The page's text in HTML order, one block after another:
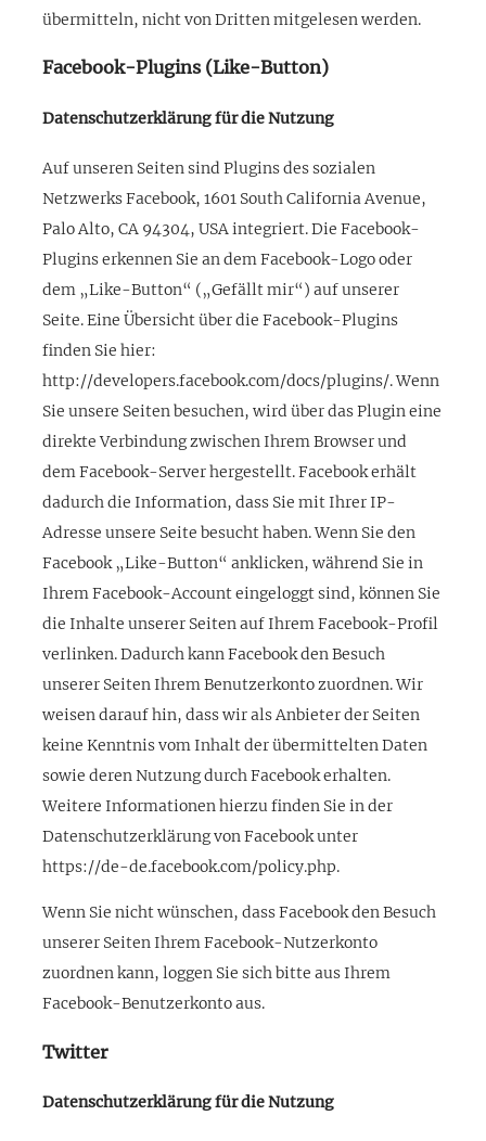
übermitteln, nicht von Dritten mitgelesen werden.
Facebook-Plugins (Like-Button)
Datenschutzerklärung für die Nutzung
Auf unseren Seiten sind Plugins des sozialen
Netzwerks Facebook, 1601 South California Avenue,
Palo Alto, CA 94304, USA integriert. Die Facebook-
Plugins erkennen Sie an dem Facebook-Logo oder
dem „Like-Button“ („Gefällt mir“) auf unserer
Seite. Eine Übersicht über die Facebook-Plugins
finden Sie hier:
http://developers.facebook.com/docs/plugins/. Wenn
Sie unsere Seiten besuchen, wird über das Plugin eine
direkte Verbindung zwischen Ihrem Browser und
dem Facebook-Server hergestellt. Facebook erhält
dadurch die Information, dass Sie mit Ihrer IP-
Adresse unsere Seite besucht haben. Wenn Sie den
Facebook „Like-Button“ anklicken, während Sie in
Ihrem Facebook-Account eingeloggt sind, können Sie
die Inhalte unserer Seiten auf Ihrem Facebook-Profil
verlinken. Dadurch kann Facebook den Besuch
unserer Seiten Ihrem Benutzerkonto zuordnen. Wir
weisen darauf hin, dass wir als Anbieter der Seiten
keine Kenntnis vom Inhalt der übermittelten Daten
sowie deren Nutzung durch Facebook erhalten.
Weitere Informationen hierzu finden Sie in der
Datenschutzerklärung von Facebook unter
https://de-de.facebook.com/policy.php.
Wenn Sie nicht wünschen, dass Facebook den Besuch
unserer Seiten Ihrem Facebook-Nutzerkonto
zuordnen kann, loggen Sie sich bitte aus Ihrem
Facebook-Benutzerkonto aus.
Twitter
Datenschutzerklärung für die Nutzung